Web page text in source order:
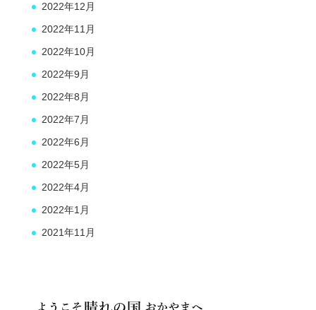
2022年12月
2022年11月
2022年10月
2022年9月
2022年8月
2022年7月
2022年6月
2022年5月
2022年4月
2022年1月
2021年11月